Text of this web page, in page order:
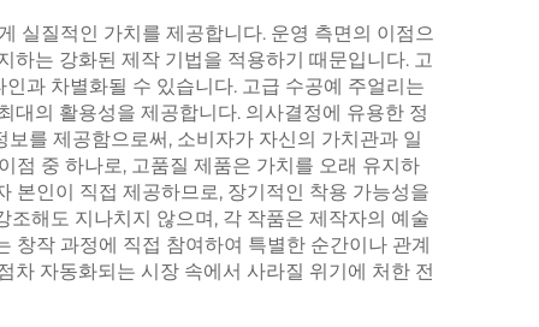
실질적인 가치를 제공합니다. 운영 측면의 이점으
하는 강화된 제작 기법을 적용하기 때문입니다. 고
과 차별화될 수 있습니다. 고급 수공예 주얼리는
대의 활용성을 제공합니다. 의사결정에 유용한 정
를 제공함으로써, 소비자가 자신의 가치관과 일
점 중 하나로, 고품질 제품은 가치를 오래 유지하
본인이 직접 제공하므로, 장기적인 착용 가능성을
해도 지나치지 않으며, 각 작품은 제작자의 예술
창작 과정에 직접 참여하여 특별한 순간이나 관계
차 자동화되는 시장 속에서 사라질 위기에 처한 전